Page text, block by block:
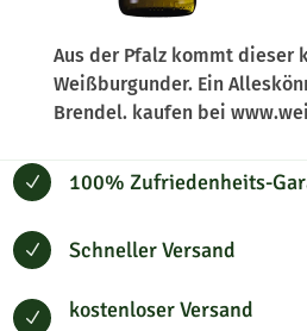
Aus der Pfalz kommt dieser
Weißburgunder. Ein
Brendel. kaufen bei
N 100% Zufriedenheits-
N Schneller Versand
N kostenloser Versand